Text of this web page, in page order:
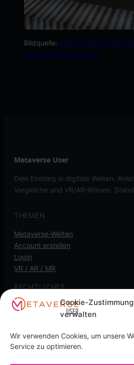
Cookie-Zustimmung
verwalten
Wir verwenden Cookies, um unsere
Service zu optimieren.
Bildquelle: https://
coords=N@14W,3N,1U
Metaverse User
Dein Einstieg in digitale Welten.
Vergleiche und VR/AR-Wissen.
THEMEN
Metaverse-Welten
Account erstellen
Login
VR / AR / MR
RECHTLICHES
Kontakt
Cookie-Richtlinie